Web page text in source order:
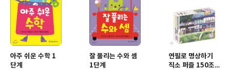
아주 쉬운 수학 1
단계
잘 풀리는 수와 셈
1단계
연필로 명상하기
직소 퍼즐 150조